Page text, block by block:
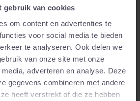
gebruik van cookies
om content en advertenties te
voor social media te bieden
te analyseren. Ook delen we
van onze site met onze
adverteren en analyse. Deze
gegevens combineren met andere
heeft verstrekt of die ze hebben
medewerkers om zelf de
te zetten naar meer
werkplezier.